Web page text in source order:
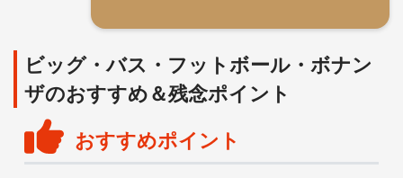
ビッグ・バス・フットボール・ボナン
ザのおすすめ＆残念ポイント
おすすめポイント